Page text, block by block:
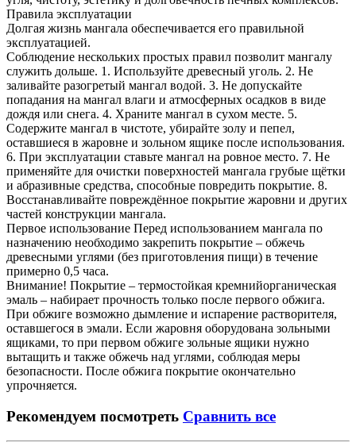
Правила эксплуатации
Долгая жизнь мангала обеспечивается его правильной
эксплуатацией.
Соблюдение нескольких простых правил позволит мангалу
служить дольше. 1. Используйте древесный уголь. 2. Не
заливайте разогретый мангал водой. 3. Не допускайте
попадания на мангал влаги и атмосферных осадков в виде
дождя или снега. 4. Храните мангал в сухом месте. 5.
Содержите мангал в чистоте, убирайте золу и пепел,
оставшиеся в жаровне и зольном ящике после использования.
6. При эксплуатации ставьте мангал на ровное место. 7. Не
применяйте для очистки поверхностей мангала грубые щётки
и абразивные средства, способные повредить покрытие. 8.
Восстанавливайте повреждённое покрытие жаровни и других
частей конструкции мангала.
Первое использование Перед использованием мангала по
назначению необходимо закрепить покрытие – обжечь
древесными углями (без приготовления пищи) в течение
примерно 0,5 часа.
Внимание! Покрытие – термостойкая кремнийорганическая
эмаль – набирает прочность только после первого обжига.
При обжиге возможно дымление и испарение растворителя,
оставшегося в эмали. Если жаровня оборудована зольными
ящиками, то при первом обжиге зольные ящики нужно
вытащить и также обжечь над углями, соблюдая меры
безопасности. После обжига покрытие окончательно
упрочняется.
Рекомендуем посмотреть Сравнить все